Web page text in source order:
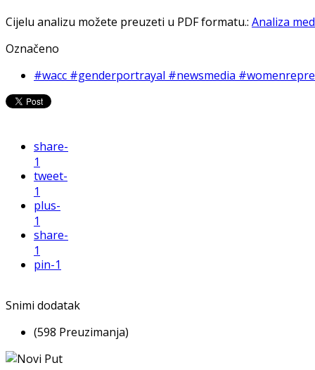
Cijelu analizu možete preuzeti u PDF formatu.: Analiza
Označeno
#wacc #genderportrayal #newsmedia
share-
1
tweet-
1
plus-
1
share-
1
pin-1
Snimi dodatak
(598 Preuzimanja)